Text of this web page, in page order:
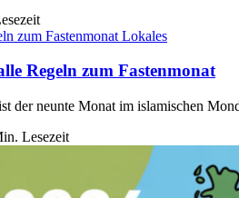
Lokales
Regeln zum Fastenmonat
der neunte Monat im islamischen
Lesezeit